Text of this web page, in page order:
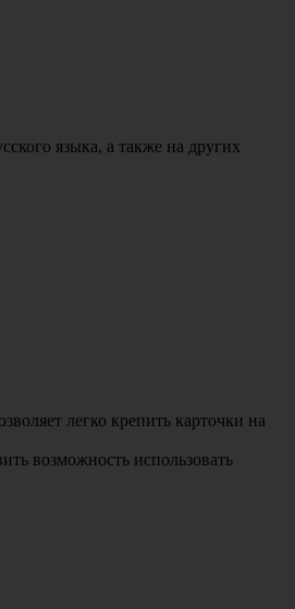
языка, а также на других
легко крепить карточки на
возможность использовать